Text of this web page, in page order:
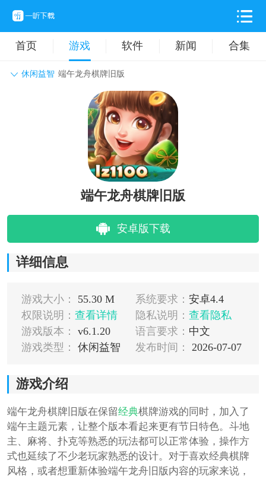
首页 游戏 软件 新闻 合集
休闲益智 端午龙舟棋牌旧版
动作格斗 休闲益智
卡牌对战 音乐舞蹈
挂机养成
端午龙舟棋牌旧版
安卓版下载
详细信息
游戏大小： 55.30 M 系统要求： 安卓4.4
权限说明： 查看详情 隐私说明： 查看隐私
游戏版本：
v6.1.20 语言要求： 中文
游戏类型：
休闲益智 发布时间： 2026-07-07
游戏介绍
端午龙舟棋牌旧版在保留经典棋牌游戏的同时，加入了
端午主题元素，让整个版本看起来更有节日特色。斗地
主、麻将、扑克等熟悉的玩法都可以正常体验，操作方
式也延续了不少老玩家熟悉的设计。对于喜欢经典棋牌
风格，或者想重新体验端午龙舟旧版内容的玩家来说，